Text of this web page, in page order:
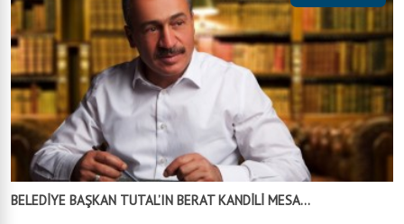
BELEDİYE BAŞKAN TUTAL’IN BERAT KANDİLİ MESA...